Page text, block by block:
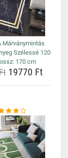
Márványmintás
Szélessé 120
170 cm
19770 Ft